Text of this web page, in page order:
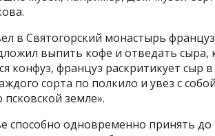
в Святогорский монастырь
выпить кофе и отведать
конфуз, француз раскритикует сыр
сорта по полкило и увез с
земле».
способно одновременно принять до